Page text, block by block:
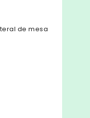
de mesa